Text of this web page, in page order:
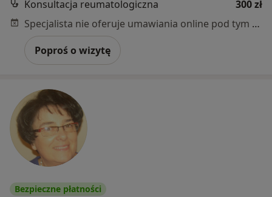
Konsultacja reumatologiczna
300 zł
Specjalista nie oferuje umawiania online pod tym adresem.
Poproś o wizytę
Bezpieczne płatności